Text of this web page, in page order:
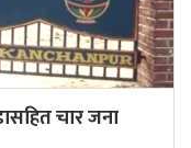
चार जना